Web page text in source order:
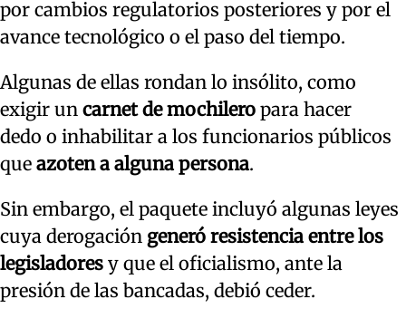
por cambios regulatorios posteriores y por el
avance tecnológico o el paso del tiempo.
Algunas de ellas rondan lo insólito, como
exigir un carnet de mochilero para hacer
dedo o inhabilitar a los funcionarios públicos
que azoten a alguna persona.
Sin embargo, el paquete incluyó algunas leyes
cuya derogación generó resistencia entre los
legisladores y que el oficialismo, ante la
presión de las bancadas, debió ceder.